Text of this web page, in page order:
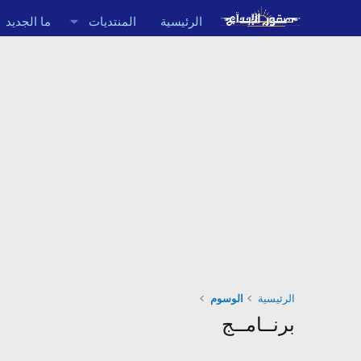
الرئيسية المنتديات ما الجديد
الرئيسية الوسوم
برنــامــج